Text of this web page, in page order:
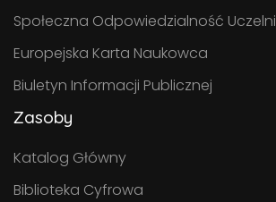
Społeczna Odpowiedzialność Uczelni
Europejska Karta Naukowca
Biuletyn Informacji Publicznej
Zasoby
Katalog Główny
Biblioteka Cyfrowa